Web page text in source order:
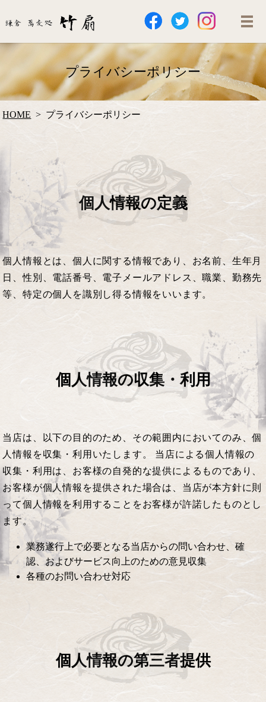
プライバシーポリシー
HOME プライバシーポリシー
個人情報の定義
個人情報とは、個人に関する情報であり、お名前、生年月
日、性別、電話番号、電子メールアドレス、職業、勤務先
等、特定の個人を識別し得る情報をいいます。
個人情報の収集・利用
当店は、以下の目的のため、その範囲内においてのみ、個
人情報を収集・利用いたします。 当店による個人情報の
収集・利用は、お客様の自発的な提供によるものであり、
お客様が個人情報を提供された場合は、当店が本方針に則
って個人情報を利用することをお客様が許諾したものとし
ます。
業務遂行上で必要となる当店からの問い合わせ、確
認、およびサービス向上のための意見収集
各種のお問い合わせ対応
個人情報の第三者提供